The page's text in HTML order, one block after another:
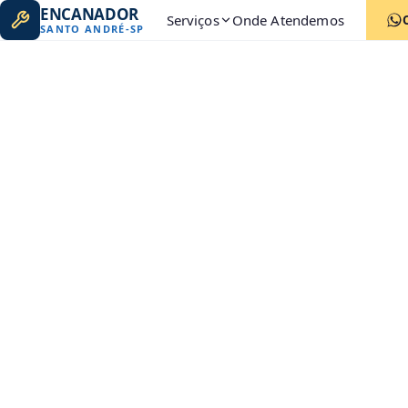
ENCANADOR
SANTO ANDRÉ-SP Serviços Onde Atendemos